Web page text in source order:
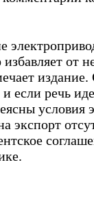
от
если речь
условия
экспорт